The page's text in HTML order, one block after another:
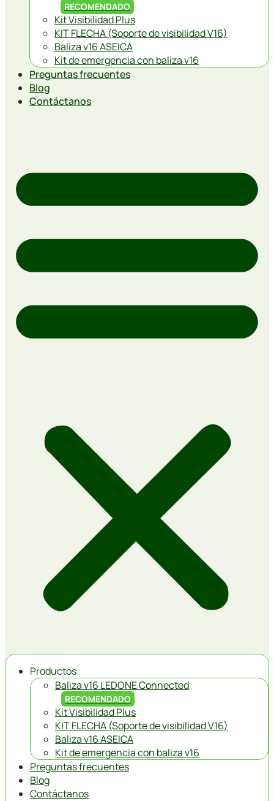
RECOMENDADO
Kit Visibilidad Plus
KIT FLECHA (Soporte de visibilidad V16)
Baliza v16 ASEICA
Kit de emergencia con baliza v16
Preguntas frecuentes
Blog
Contáctanos
Productos
Baliza v16 LEDONE Connected
RECOMENDADO
Kit Visibilidad Plus
KIT FLECHA (Soporte de visibilidad V16)
Baliza v16 ASEICA
Kit de emergencia con baliza v16
Preguntas frecuentes
Blog
Contáctanos